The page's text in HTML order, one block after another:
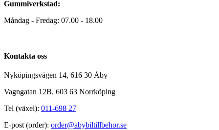
Gummiverkstad:
Måndag - Fredag: 07.00 - 18.00
Kontakta oss
Nyköpingsvägen 14, 616 30 Åby
Vagngatan 12B, 603 63 Norrköping
Tel (växel): 011-698 27
E-post (order): order@abybiltillbehor.se